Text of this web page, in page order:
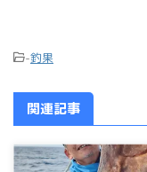
-釣果
関連記事